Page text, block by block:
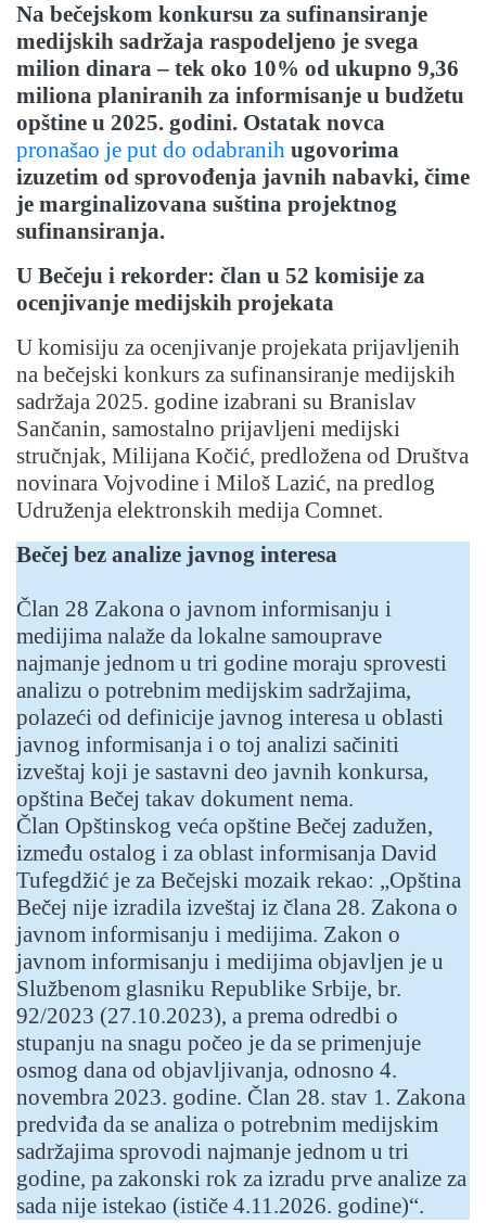
Na bečejskom konkursu za sufinansiranje
medijskih sadržaja raspodeljeno je svega
milion dinara – tek oko 10% od ukupno 9,36
miliona planiranih za informisanje u budžetu
opštine u 2025. godini. Ostatak novca
pronašao je put do odabranih ugovorima
izuzetim od sprovođenja javnih nabavki, čime
je marginalizovana suština projektnog
sufinansiranja.
U Bečeju i rekorder: član u 52 komisije za
ocenjivanje medijskih projekata
U komisiju za ocenjivanje projekata prijavljenih
na bečejski konkurs za sufinansiranje medijskih
sadržaja 2025. godine izabrani su Branislav
Sančanin, samostalno prijavljeni medijski
stručnjak, Milijana Kočić, predložena od Društva
novinara Vojvodine i Miloš Lazić, na predlog
Udruženja elektronskih medija Comnet.
Bečej bez analize javnog interesa
Član 28 Zakona o javnom informisanju i
medijima nalaže da lokalne samouprave
najmanje jednom u tri godine moraju sprovesti
analizu o potrebnim medijskim sadržajima,
polazeći od definicije javnog interesa u oblasti
javnog informisanja i o toj analizi sačiniti
izveštaj koji je sastavni deo javnih konkursa,
opština Bečej takav dokument nema.
Član Opštinskog veća opštine Bečej zadužen,
između ostalog i za oblast informisanja David
Tufegdžić je za Bečejski mozaik rekao: „Opština
Bečej nije izradila izveštaj iz člana 28. Zakona o
javnom informisanju i medijima. Zakon o
javnom informisanju i medijima objavljen je u
Službenom glasniku Republike Srbije, br.
92/2023 (27.10.2023), a prema odredbi o
stupanju na snagu počeo je da se primenjuje
osmog dana od objavljivanja, odnosno 4.
novembra 2023. godine. Član 28. stav 1. Zakona
predviđa da se analiza o potrebnim medijskim
sadržajima sprovodi najmanje jednom u tri
godine, pa zakonski rok za izradu prve analize za
sada nije istekao (ističe 4.11.2026. godine)“.